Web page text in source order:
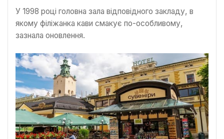
У 1998 році головна зала відповідного закладу, в
якому філіжанка кави смакує по-особливому,
зазнала оновлення.